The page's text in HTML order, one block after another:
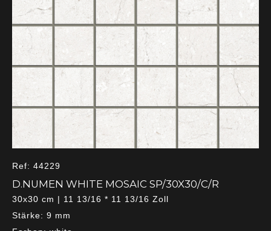
Ref: 44229
D.NUMEN WHITE MOSAIC SP/30X30/C/R
30x30 cm | 11 13/16 * 11 13/16 Zoll
Stärke: 9 mm